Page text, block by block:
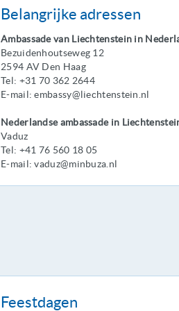
Belangrijke adressen
Ambassade van Liechtenstein in
Bezuidenhoutseweg 12
2594 AV Den Haag
Tel: +31 70 362 2644
E-mail: embassy@liechtenstein.nl
Nederlandse ambassade in
Vaduz
Tel: +41 76 560 18 05
E-mail: vaduz@minbuza.nl
Feestdagen